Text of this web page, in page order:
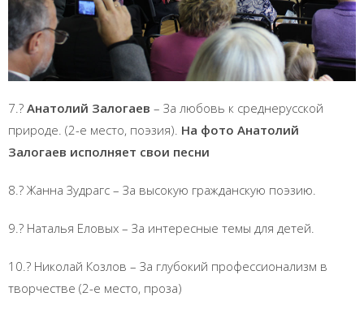
7.? Анатолий Залогаев – За любовь к среднерусской
природе. (2-е место, поэзия). На фото Анатолий
Залогаев исполняет свои песни
8.? Жанна Зудрагс – За высокую гражданскую поэзию.
9.? Наталья Еловых – За интересные темы для детей.
10.? Николай Козлов – За глубокий профессионализм в
творчестве (2-е место, проза)